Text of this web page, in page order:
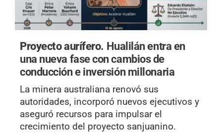
Proyecto aurífero. Hualilán entra en
una nueva fase con cambios de
conducción e inversión millonaria
La minera australiana renovó sus
autoridades, incorporó nuevos ejecutivos y
aseguró recursos para impulsar el
crecimiento del proyecto sanjuanino.